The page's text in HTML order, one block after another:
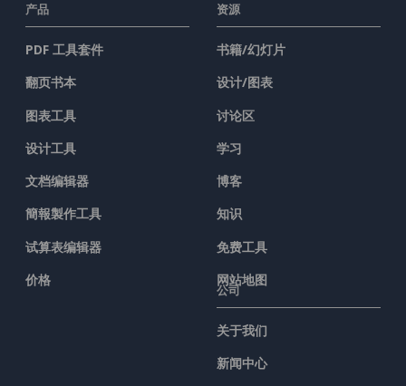
产品
PDF 工具套件
翻页书本
图表工具
设计工具
文档编辑器
簡報製作工具
试算表编辑器
价格
资源
书籍/幻灯片
设计/图表
讨论区
学习
博客
知识
免费工具
网站地图
公司
关于我们
新闻中心